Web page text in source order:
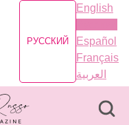
РУССКИЙ
English
Español
Français
العربية